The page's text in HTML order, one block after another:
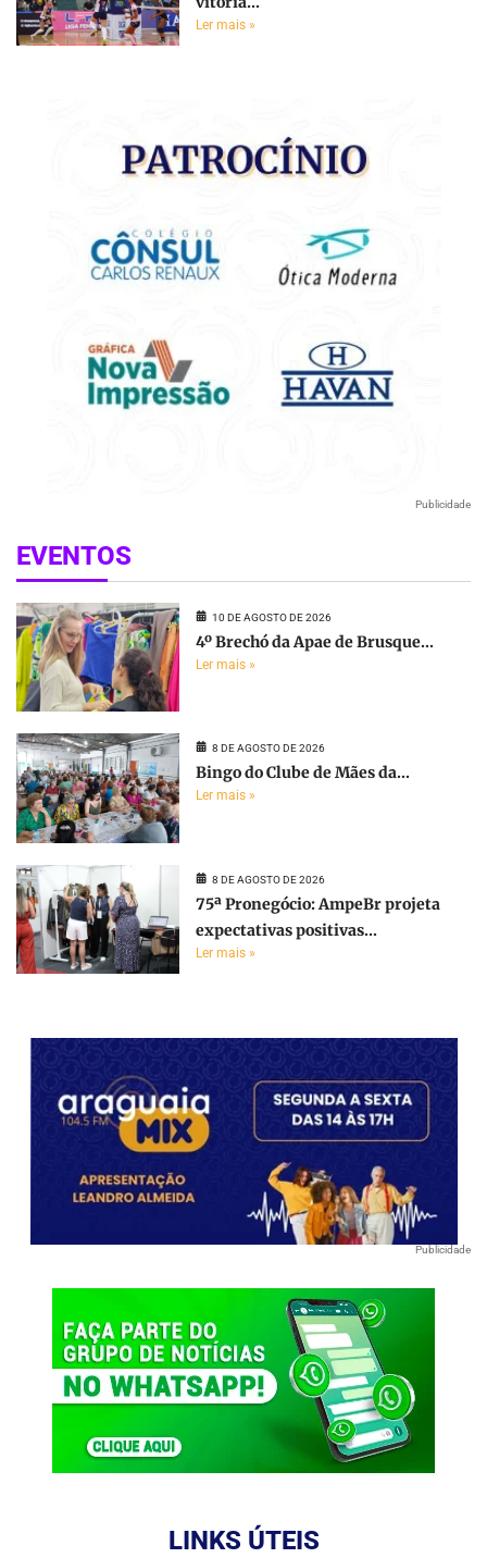
Ler mais »
Publicidade
EVENTOS
10 DE AGOSTO DE 2026
4º Brechó da Apae de Brusque...
Ler mais »
8 DE AGOSTO DE 2026
Bingo do Clube de Mães da...
Ler mais »
8 DE AGOSTO DE 2026
75ª Pronegócio: AmpeBr projeta
expectativas positivas...
Ler mais »
Publicidade
LINKS ÚTEIS